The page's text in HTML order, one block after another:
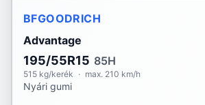
BFGOODRICH
Advantage
195/55R15 85H
515 kg/kerék · max. 210 km/h
Nyári gumi